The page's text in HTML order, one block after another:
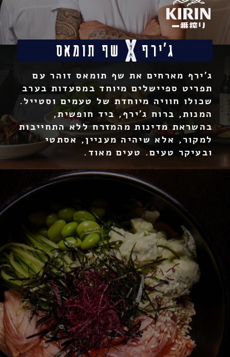
ג'ירף שף תומאס
ג’ירף מארחים את שף תומאס זוהר עם
תפריט ספיישלים מיוחד במסעדות בערב
שכולו חוויה מיוחדת של טעמים וסטייל.
המנות, ברוח ג’ירף, ביד חופשית,
בהשראת מדינות מהמזרח ללא התחייבות
למקור, אלא שיהיה מעניין, אסתטי
ובעיקר טעים. טעים מאוד.